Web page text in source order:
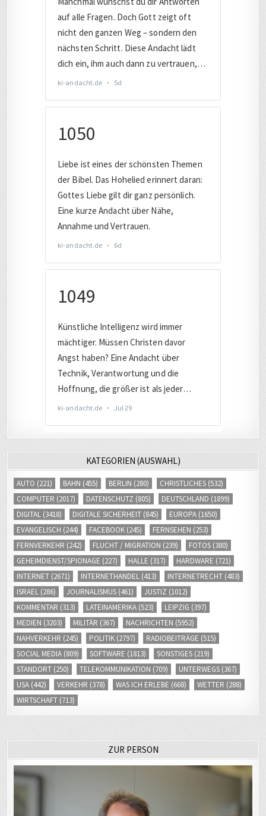
KATEGORIEN (AUSWAHL)
AUTO (221) BAHN (455) BERLIN (280) CHRISTLICHES (532)
COMPUTER (2017) DATENSCHUTZ (805) DEUTSCHLAND (1899)
DIGITAL (3418) DIGITALE SICHERHEIT (845) EUROPA (1650)
EVANGELISCH (244) FACEBOOK (245) FERNSEHEN (253)
FERNVERKEHR (242) FLUCHT / MIGRATION (239) FOTOS (380)
GEHEIMDIENST/SPIONAGE (227) HALLE (317) HARDWARE (721)
INTERNET (2671) INTERNETHANDEL (413) INTERNETRECHT (483)
ISRAEL (286) JOURNALISMUS (461) JUSTIZ (1012)
KOMMENTAR (313) LATEINAMERIKA (523) LEIPZIG (397)
MEDIEN (3203) MILITÄR (367) NACHRICHTEN (5952)
NAHVERKEHR (245) POLITIK (2797) RADIOBEITRÄGE (515)
SOCIAL MEDIA (809) SOFTWARE (1813) SONSTIGES (219)
STANDORT (250) TELEKOMMUNIKATION (709) UNTERWEGS (367)
USA (442) VERKEHR (378) WAS ICH ERLEBE (668) WETTER (288)
WIRTSCHAFT (713)
ZUR PERSON